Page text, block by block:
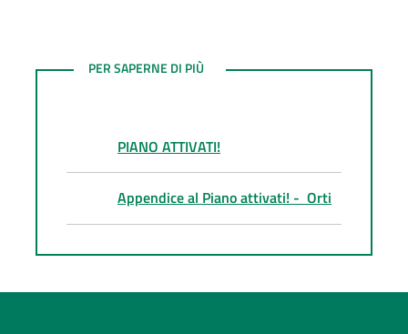
LINK UTILI
PER SAPERNE DI PIÙ
PIANO ATTIVATI!
Appendice al Piano attivati! - Orti